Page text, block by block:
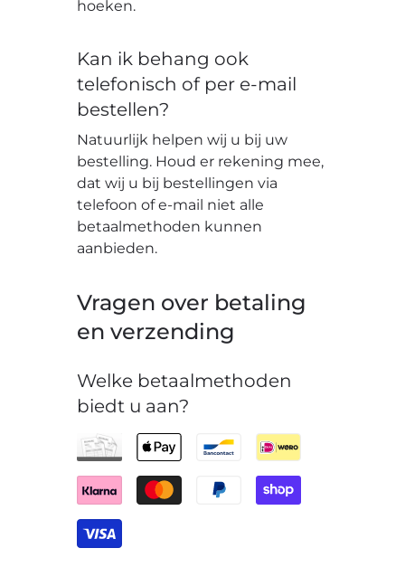
hoeken.
Kan ik behang ook
telefonisch of per e-mail
bestellen?
Natuurlijk helpen wij u bij uw
bestelling. Houd er rekening mee,
dat wij u bij bestellingen via
telefoon of e-mail niet alle
betaalmethoden kunnen
aanbieden.
Vragen over betaling
en verzending
Welke betaalmethoden
biedt u aan?